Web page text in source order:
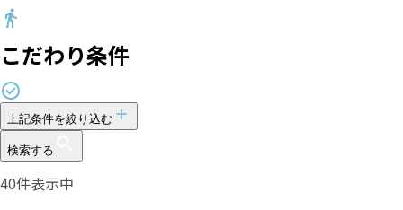
こだわり条件
上記条件を絞り込む
検索する
40件表示中